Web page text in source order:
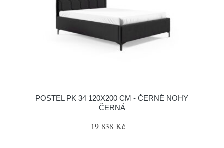
POSTEL PK 34 120X200 CM - ČERNÉ NOHY
ČERNÁ
19 838 Kč